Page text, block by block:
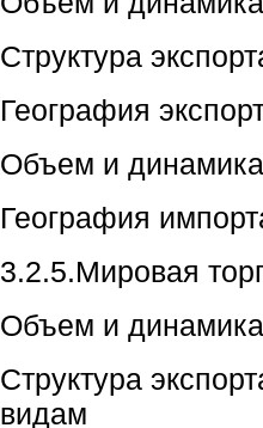
Структура
География
Объем и
География
3.2.5.Мировая
Объем и
Структура
видам